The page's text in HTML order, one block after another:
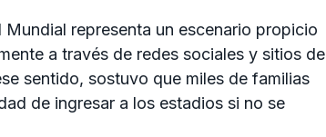
representa un escenario propicio
a través de redes sociales y sitios de
sentido, sostuvo que miles de familias
de ingresar a los estadios si no se